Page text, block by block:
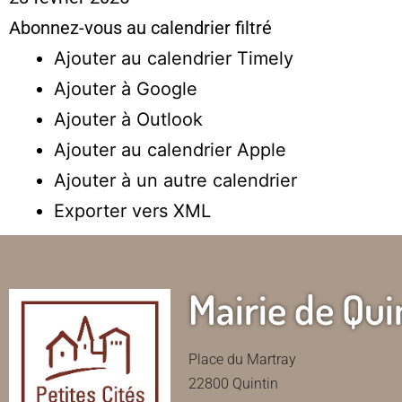
Abonnez-vous au calendrier filtré
Ajouter au calendrier Timely
Ajouter à Google
Ajouter à Outlook
Ajouter au calendrier Apple
Ajouter à un autre calendrier
Exporter vers XML
Mairie de
Place du Martray
22800 Quintin